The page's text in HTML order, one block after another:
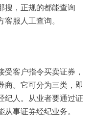
搜，正规的都能查询
服人工查询。
客户指令买卖证券，
商。它可分为三类，即
纪人。从业者要通过证
事证券经纪业务。